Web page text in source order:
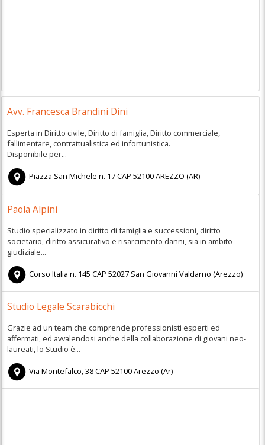
Avv. Francesca Brandini Dini
Esperta in Diritto civile, Diritto di famiglia, Diritto commerciale,
fallimentare, contrattualistica ed infortunistica.
Disponibile per...
Piazza San Michele n. 17CAP52100AREZZO (AR)
Paola Alpini
Studio specializzato in diritto di famiglia e successioni, diritto
societario, diritto assicurativo e risarcimento danni, sia in ambito
giudiziale...
Corso Italia n. 145 CAP52027 San Giovanni Valdarno (Arezzo)
Studio Legale Scarabicchi
Grazie ad un team che comprende professionisti esperti ed
affermati, ed avvalendosi anche della collaborazione di giovani neo-
laureati, lo Studio è...
Via Montefalco, 38CAP52100Arezzo (Ar)